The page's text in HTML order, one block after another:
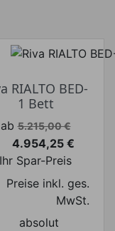
RIALTO BED-
1 Bett
Verkaufspreis
ab 5.215,00 €
Preis
4.954,25 €
Ihr Spar-Preis
Preise inkl. ges.
MwSt.
absolut